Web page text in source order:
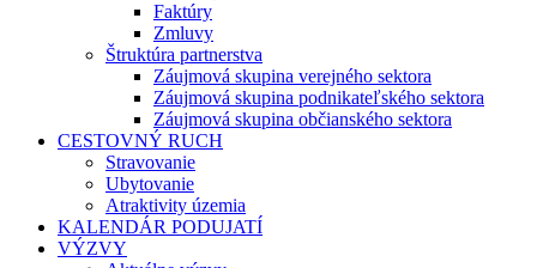
Faktúry
Zmluvy
Štruktúra partnerstva
Záujmová skupina verejného sektora
Záujmová skupina podnikateľského sektora
Záujmová skupina občianského sektora
CESTOVNÝ RUCH
Stravovanie
Ubytovanie
Atraktivity územia
KALENDÁR PODUJATÍ
VÝZVY